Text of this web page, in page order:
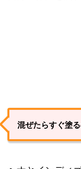
混ぜたらすぐ塗